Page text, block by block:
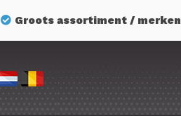
Groots assortiment / merken